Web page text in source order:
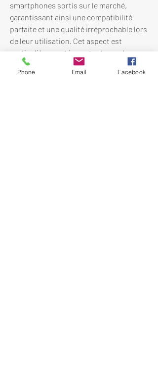
smartphones sortis sur le marché,
garantissant ainsi une compatibilité
parfaite et une qualité irréprochable lors
de leur utilisation. Cet aspect est
particulièrement important pour les
clients exigeants qui souhaitent
préserver les perf
Phone Email Facebook